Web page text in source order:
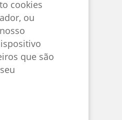
cookies
ou
que são